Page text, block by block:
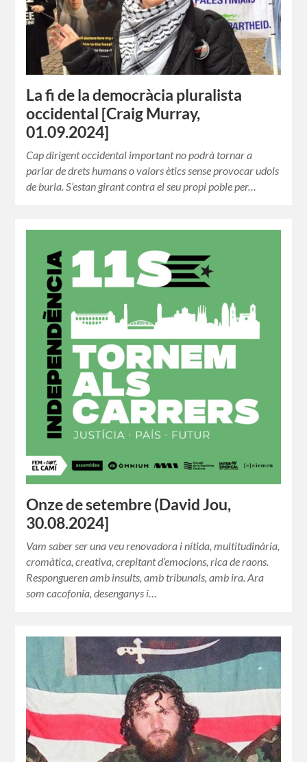
La fi de la democràcia pluralista
occidental [Craig Murray,
01.09.2024]
Cap dirigent occidental important no podrà tornar a
parlar de drets humans o valors ètics sense provocar udols
de burla. S’estan girant contra el seu propi poble per…
Onze de setembre (David Jou,
30.08.2024]
Vam saber ser una veu renovadora i nítida, multitudinària,
cromàtica, creativa, crepitant d’emocions, rica de raons.
Respongueren amb insults, amb tribunals, amb ira. Ara
som cacofonia, desenganys i…